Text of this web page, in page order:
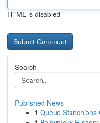
HTML is disabled
Search
Published News
1 Queue Stanchions